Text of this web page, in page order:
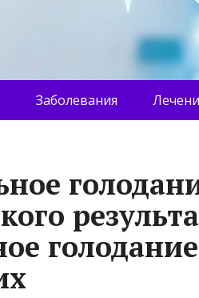
Заболевания